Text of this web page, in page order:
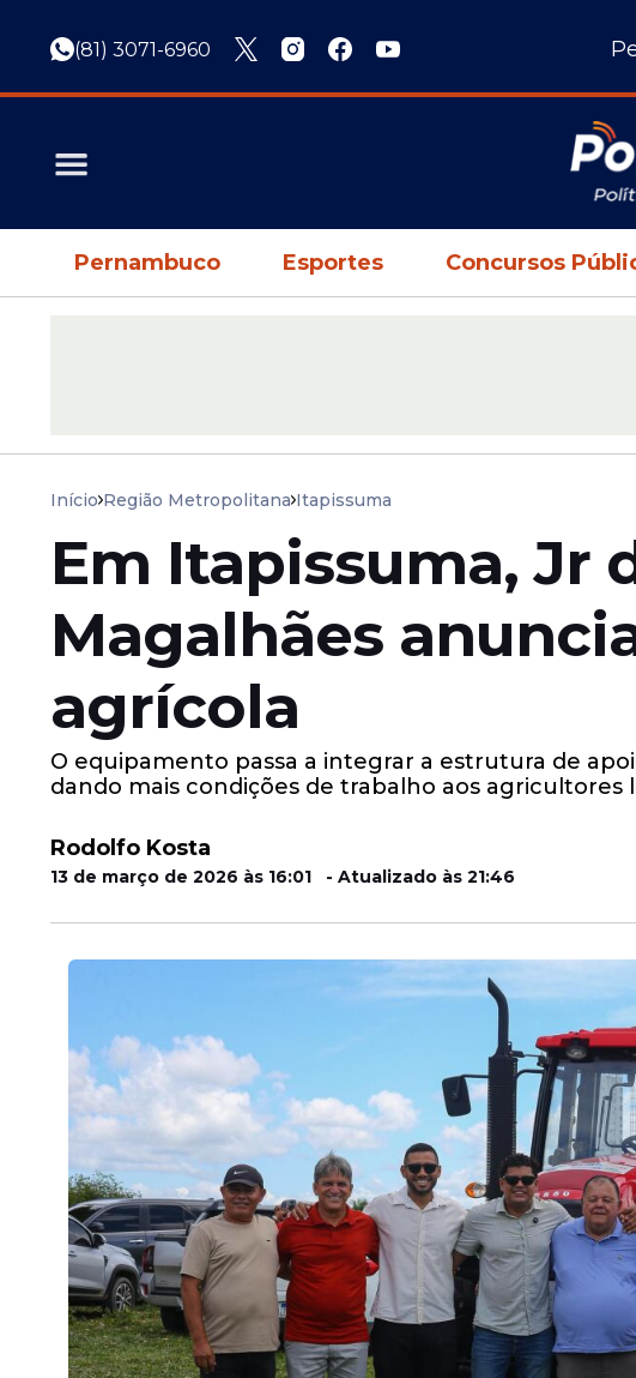
(81) 3071-6960
Pernambuco Esportes Concursos
Início Região Metropolitana Itapissuma
Em Itapissuma, Jr
Magalhães
agrícola
O equipamento passa a integrar a estrutura de
dando mais condições de trabalho aos agricultores
Rodolfo Kosta
13 de março de 2026 às 16:01 - Atualizado às 21:46